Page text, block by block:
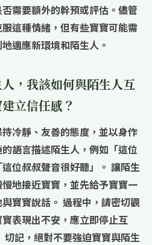
需要額外的幹預或評估。儘管
這種情緒，但有些寶寶可能需
適應新環境和陌生人。
，我該如何與陌生人互
立信任感？
冷靜、友善的態度，並以身作
語言描述陌生人，例如「這位
位叔叔聲音很好聽」。 讓陌生
地接近寶寶，並先給予寶寶一
寶寶說話。 過程中，請密切觀
表現出不安，應立即停止互
切記，絕對不要強迫寶寶與陌生